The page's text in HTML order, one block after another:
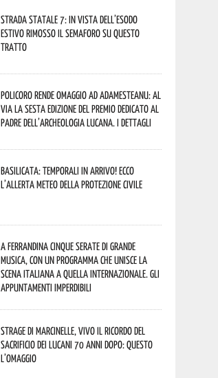
Strada statale 7: in vista dell’esodo
estivo rimosso il semaforo su questo
tratto
Policoro rende omaggio ad Adamesteanu: al
via la sesta edizione del Premio dedicato al
padre dell’archeologia lucana. I dettagli
Basilicata: temporali in arrivo! Ecco
l’allerta meteo della Protezione civile
A Ferrandina cinque serate di grande
musica, con un programma che unisce la
scena italiana a quella internazionale. Gli
appuntamenti imperdibili
Strage di Marcinelle, vivo il ricordo del
sacrificio dei lucani 70 anni dopo: questo
l’omaggio